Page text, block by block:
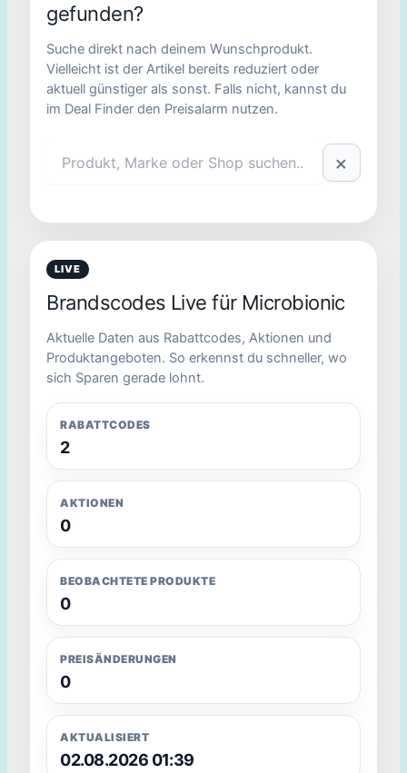
gefunden?
Suche direkt nach deinem Wunschprodukt.
Vielleicht ist der Artikel bereits reduziert oder
aktuell günstiger als sonst. Falls nicht, kannst du
im Deal Finder den Preisalarm nutzen.
×
LIVE
Brandscodes Live für Microbionic
Aktuelle Daten aus Rabattcodes, Aktionen und
Produktangeboten. So erkennst du schneller, wo
sich Sparen gerade lohnt.
RABATTCODES
2
AKTIONEN
0
BEOBACHTETE PRODUKTE
0
PREISÄNDERUNGEN
0
AKTUALISIERT
02.08.2026 01:39